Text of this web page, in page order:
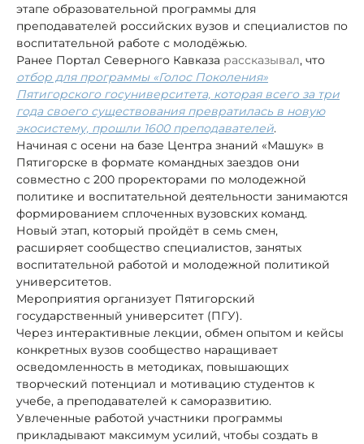
этапе образовательной программы для
преподавателей российских вузов и специалистов по
воспитательной работе с молодёжью.
Ранее Портал Северного Кавказа рассказывал, что
отбор для программы «Голос Поколения»
Пятигорского госуниверситета, которая всего за три
года своего существования превратилась в новую
экосистему, прошли 1600 преподавателей.
Начиная с осени на базе Центра знаний «Машук» в
Пятигорске в формате командных заездов они
совместно с 200 проректорами по молодежной
политике и воспитательной деятельности занимаются
формированием сплоченных вузовских команд.
Новый этап, который пройдёт в семь смен,
расширяет сообщество специалистов, занятых
воспитательной работой и молодежной политикой
университетов.
Мероприятия организует Пятигорский
государственный университет (ПГУ).
Через интерактивные лекции, обмен опытом и кейсы
конкретных вузов сообщество наращивает
осведомленность в методиках, повышающих
творческий потенциал и мотивацию студентов к
учебе, а преподавателей к саморазвитию.
Увлеченные работой участники программы
прикладывают максимум усилий, чтобы создать в